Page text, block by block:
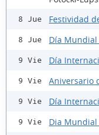
8 Jue Festividad
8 Jue Día
9 Vie Día
9 Vie Aniversario
9 Vie Día
9 Vie Dia Mundial